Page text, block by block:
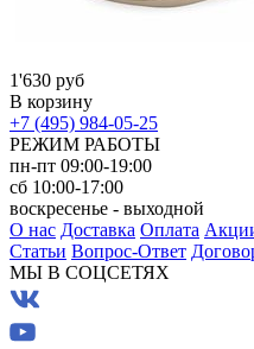
1'630 руб
В корзину
+7 (495) 984-05-25
РЕЖИМ РАБОТЫ
пн-пт 09:00-19:00
сб 10:00-17:00
воскресенье - выходной
О нас Доставка Оплата
Статьи Вопрос-Ответ
МЫ В СОЦСЕТЯХ